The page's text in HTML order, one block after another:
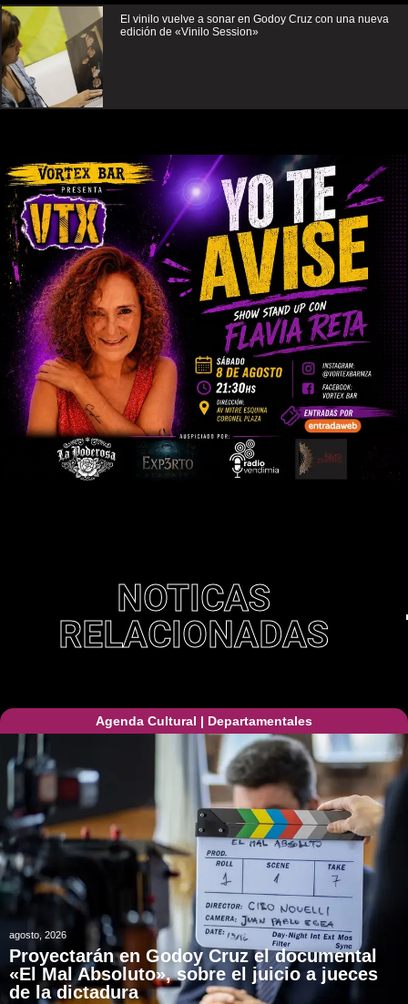
El vinilo vuelve a sonar en Godoy Cruz con una nueva
edición de «Vinilo Session»
NOTICAS
RELACIONADAS
Agenda Cultural | Departamentales
agosto, 2026
Proyectarán en Godoy Cruz el documental
«El Mal Absoluto», sobre el juicio a jueces
de la dictadura